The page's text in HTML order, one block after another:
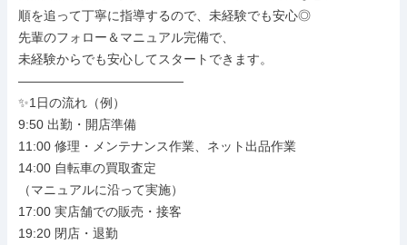
順を追って丁寧に指導するので、未経験でも安心◎
先輩のフォロー＆マニュアル完備で、
未経験からでも安心してスタートできます。
―――――――――――――
✨1日の流れ（例）
9:50 出勤・開店準備
11:00 修理・メンテナンス作業、ネット出品作業
14:00 自転車の買取査定
（マニュアルに沿って実施）
17:00 実店舗での販売・接客
19:20 閉店・退勤